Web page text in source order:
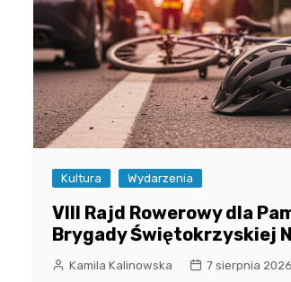
Kultura Wydarzenia
VIII Rajd Rowerowy dla
Brygady Świętokrzyskiej
Kamila Kalinowska 7 sierpnia 2026